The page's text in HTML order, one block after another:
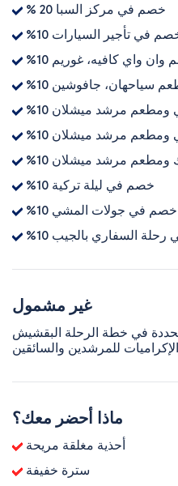
% 20 خصم في مركز السبا
وان واي كافيه، غوريم
سياحهان، جافوشين
ومطعم مرشد ميشلان
ومطعم مرشد ميشلان
ومطعم مرشد ميشلان
%10 خصم في ليلة تركية
%10 خصم في جولات المشي
في رحلة السفاري بالجيب
غير مشمول
في خطة الرحلة البقشيش
للمرشدين والسائقين
ماذا أحضر معك؟
أحذية مغلقة مريحة
سترة خفيفة